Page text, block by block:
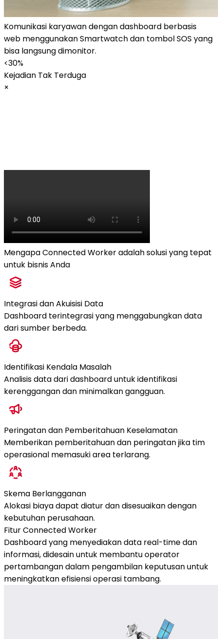
Komunikasi karyawan dengan dashboard berbasis
web menggunakan Smartwatch dan tombol SOS yang
bisa langsung dimonitor.
<30%
Kejadian Tak Terduga
×
Mengapa Connected Worker adalah solusi yang tepat
untuk bisnis Anda
Integrasi dan Akuisisi Data
Dashboard terintegrasi yang menggabungkan data
dari sumber berbeda.
Identifikasi Kendala Masalah
Analisis data dari dashboard untuk identifikasi
kerenggangan dan minimalkan gangguan.
Peringatan dan Pemberitahuan Keselamatan
Memberikan pemberitahuan dan peringatan jika tim
operasional memasuki area terlarang.
Skema Berlangganan
Alokasi biaya dapat diatur dan disesuaikan dengan
kebutuhan perusahaan.
Fitur Connected Worker
Dashboard yang menyediakan data real-time dan
informasi, didesain untuk membantu operator
pertambangan dalam pengambilan keputusan untuk
meningkatkan efisiensi operasi tambang.